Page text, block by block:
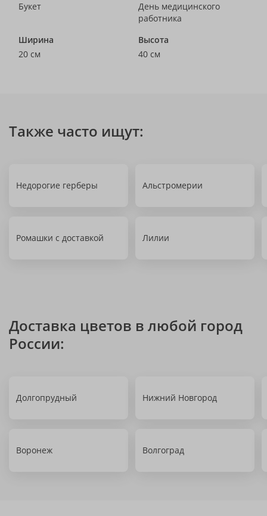
Букет
День медицинского
работника
Ширина
20 см
Высота
40 см
Также часто ищут:
Недорогие герберы Альстромерии
Ромашки с доставкой Лилии
Доставка цветов в любой город
России:
Долгопрудный Нижний Новгород
Воронеж Волгоград